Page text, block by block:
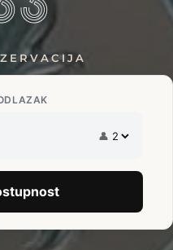
👤